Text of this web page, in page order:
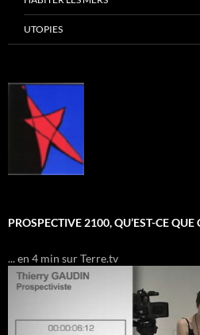
UTOPIES
PROSPECTIVE 2100, QU’EST-CE QUE
... en 4 min sur Terre.tv